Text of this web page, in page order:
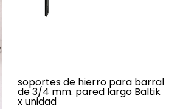
soportes de hierro para barral
de 3/4 mm. pared largo Baltik
x unidad